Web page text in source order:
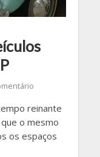
reinante
o mesmo
os espaços